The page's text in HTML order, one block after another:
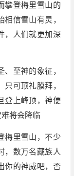
攀登梅里雪山的
信雪山有灵，
，人们就更加深
至神的象征，
可顶礼膜拜，
登上峰顶，神便
将会降临
梅里雪山，不少
，数万名藏族人
你的神威吧，否